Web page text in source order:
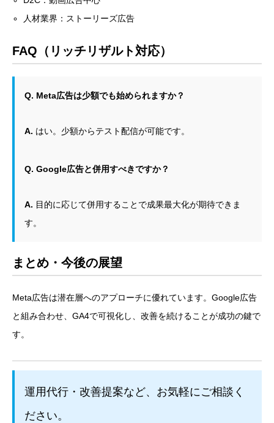
人材業界：ストーリーズ広告
FAQ（リッチリザルト対応）
Q. Meta広告は少額でも始められますか？
A. はい。少額からテスト配信が可能です。
Q. Google広告と併用すべきですか？
A. 目的に応じて併用することで成果最大化が期待できま
す。
まとめ・今後の展望
Meta広告は潜在層へのアプローチに優れています。Google広告
と組み合わせ、GA4で可視化し、改善を続けることが成功の鍵で
す。
運用代行・改善提案など、お気軽にご相談く
ださい。